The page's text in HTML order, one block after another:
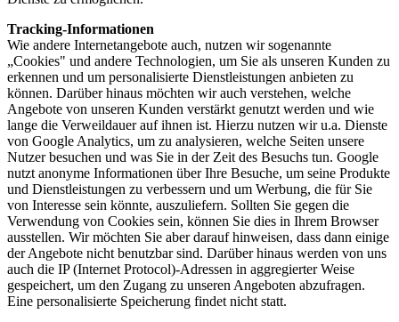
Tracking-Informationen
Wie andere Internetangebote auch, nutzen wir sogenannte
„Cookies" und andere Technologien, um Sie als unseren Kunden zu
erkennen und um personalisierte Dienstleistungen anbieten zu
können. Darüber hinaus möchten wir auch verstehen, welche
Angebote von unseren Kunden verstärkt genutzt werden und wie
lange die Verweildauer auf ihnen ist. Hierzu nutzen wir u.a. Dienste
von Google Analytics, um zu analysieren, welche Seiten unsere
Nutzer besuchen und was Sie in der Zeit des Besuchs tun. Google
nutzt anonyme Informationen über Ihre Besuche, um seine Produkte
und Dienstleistungen zu verbessern und um Werbung, die für Sie
von Interesse sein könnte, auszuliefern. Sollten Sie gegen die
Verwendung von Cookies sein, können Sie dies in Ihrem Browser
ausstellen. Wir möchten Sie aber darauf hinweisen, dass dann einige
der Angebote nicht benutzbar sind. Darüber hinaus werden von uns
auch die IP (Internet Protocol)-Adressen in aggregierter Weise
gespeichert, um den Zugang zu unseren Angeboten abzufragen.
Eine personalisierte Speicherung findet nicht statt.